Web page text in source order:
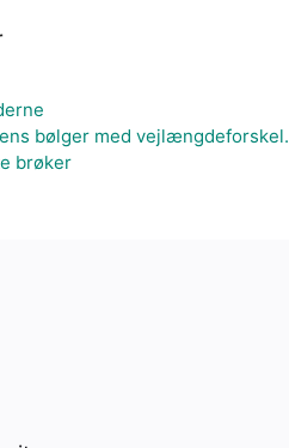
bølger med vejlængdeforskel.
brøker